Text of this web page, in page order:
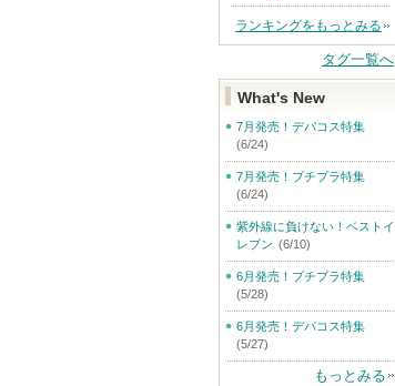
ランキングをもっとみる
タグ一覧へ
What's New
7月発売！デパコス特集
(6/24)
7月発売！プチプラ特集
(6/24)
紫外線に負けない！ベストイ
レブン (6/10)
6月発売！プチプラ特集
(5/28)
6月発売！デパコス特集
(5/27)
もっとみる